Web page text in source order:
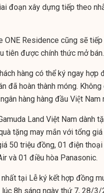
đoạn xây dựng tiếp theo
ONE Residence cũng sẽ
tiên được chính thức mở bán.
hàng có thể ký ngay
đã hoàn thành móng.
hàng hàng đầu Việt Nam
Land Việt Nam dành
tặng may mắn với tổng
50 triệu đồng, 01 điện
và 01 điều hòa Panasonic.
tại Lễ ký kết hợp đồng
8h sáng ngày thứ 7, 28/